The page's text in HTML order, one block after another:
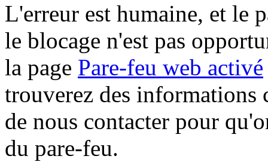
L'erreur est humaine, et le
le blocage n'est pas
la page Pare-feu web activé
trouverez des informations
de nous contacter pour
du pare-feu.